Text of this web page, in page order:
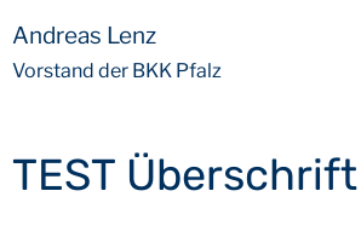
TEST Überschrift
Andreas Lenz
Vorstand der BKK Pfalz